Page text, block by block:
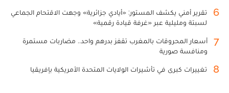
6
تقرير أمني يكشف المستور: «أيادي جزائرية» وجهت الاقتحام الجماعي
لسبتة ومليلية عبر «غرفة قيادة رقمية»
7
أسعار المحروقات بالمغرب تقفز بدرهم واحد.. مضاربات مستمرة
ومنافسة صورية
8 تغييرات كبرى في تأشيرات الولايات المتحدة الأمريكية بإفريقيا